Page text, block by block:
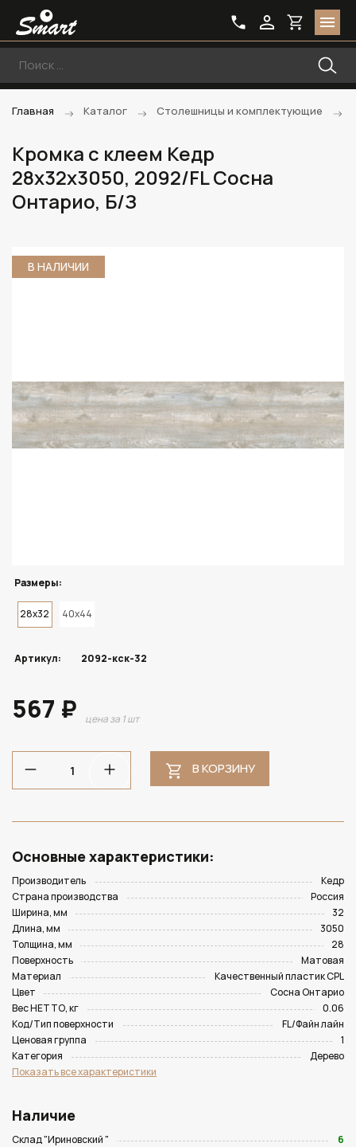
Главная Каталог Столешницы и комплектующие
Кромка с клеем Кедр
28х32х3050, 2092/FL Сосна
Онтарио, Б/З
В НАЛИЧИИ
Размеры:
28x32 40x44
Артикул: 2092-кск-32
567 ₽ цена за 1 шт
В КОРЗИНУ
Основные характеристики:
Производитель
Кедр
Страна производства
Россия
Ширина, мм
32
Длина, мм
3050
Толщина, мм
28
Поверхность
Матовая
Материал
Качественный пластик CPL
Цвет
Сосна Онтарио
Вес НЕТТО, кг
0.06
Код/Тип поверхности
FL/Файн лайн
Ценовая группа
1
Категория
Дерево
Показать все характеристики
Наличие
Склад "Ириновский "
6